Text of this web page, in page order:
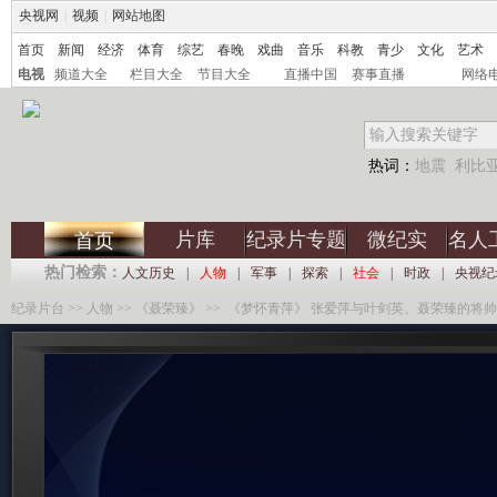
央视网 视频 网站地图
首页 新闻 经济 体育 综艺 春晚 戏曲 音乐 科教 青少 文化
艺术
电视
频道大全 栏目大全 节目大全 直播中国 赛事直播 网络
热词： 地震 利比
首页 片库 纪录片专题 微纪实 名人
热门检索： 人文历史 人物 军事 探索 社会 时政 央视
纪录片台 >> 人物 >> 《聂荣臻》 >> 《梦怀青萍》 张爱萍与叶剑英、聂荣臻的将